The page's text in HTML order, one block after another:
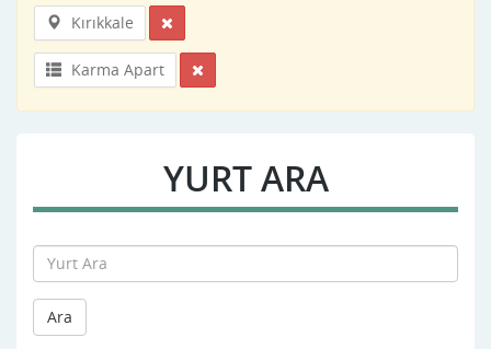
Kırıkkale
Karma Apart
YURT ARA
Ara